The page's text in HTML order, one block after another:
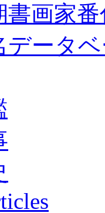
書画家
データ